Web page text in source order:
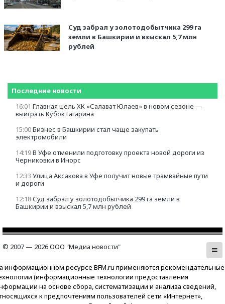
Суд забрал у золотодобытчика 299 га
земли в Башкирии и взыскал 5,7 млн
рублей
Последние новости
16:01 Главная цель ХК «Салават Юлаев» в новом сезоне —
выиграть Кубок Гагарина
15:00Бизнес в Башкирии стал чаще закупать
электромобили
14:19В Уфе отменили подготовку проекта новой дороги из
Черниковки в Инорс
12:33 Улица Аксакова в Уфе получит новые трамвайные пути
и дороги
12:18Суд забрал у золотодобытчика 299 га земли в
Башкирии и взыскал 5,7 млн рублей
© 2007 — 2026 ООО "Медиа новости"
информационном ресурсе BFM.ru применяются рекомендательные
(информационные технологии предоставления
на основе сбора, систематизации и анализа сведений,
к предпочтениям пользователей сети «Интернет»,